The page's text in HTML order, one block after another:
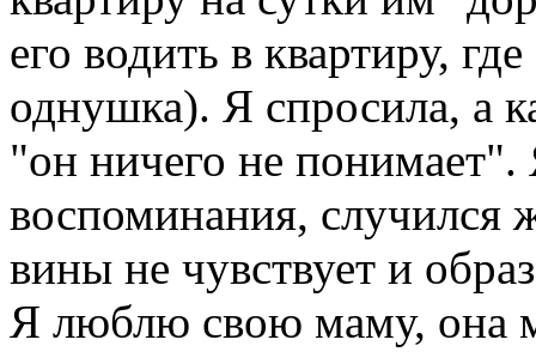
его водить в квартиру,
однушка). Я спросила, а
"он ничего не
воспоминания, случился
вины не чувствует и
Я люблю свою маму, она